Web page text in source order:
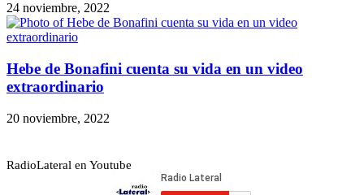
24 noviembre, 2022
Hebe de Bonafini cuenta su vida en un video
extraordinario
20 noviembre, 2022
RadioLateral en Youtube